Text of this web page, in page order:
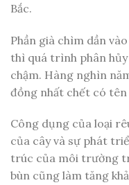
Bắc.
Phần già chìm dần
thì quá trình phân
chậm. Hàng nghìn
đồng nhất chết có
Công dụng của loại
của cây và sự phát
trúc của môi trường
bùn cũng làm tăng